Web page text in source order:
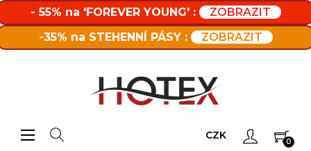
- 55% na 'FOREVER YOUNG' :
ZOBRAZIT
-35% na STEHENNÍ PÁSY :
ZOBRAZIT
Toggle navigation
☰ CZK
0